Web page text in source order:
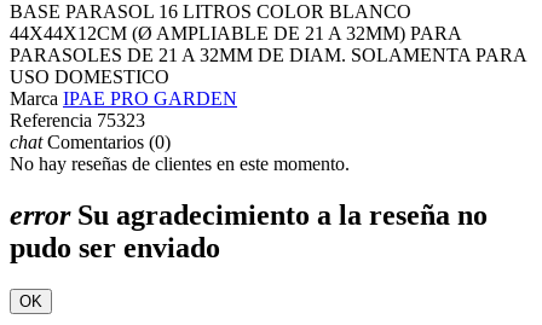
BASE PARASOL 16 LITROS COLOR BLANCO
44X44X12CM (Ø AMPLIABLE DE 21 A 32MM) PARA
PARASOLES DE 21 A 32MM DE DIAM. SOLAMENTA PARA
USO DOMESTICO
Marca IPAE PRO GARDEN
Referencia 75323
chatComentarios (0)
No hay reseñas de clientes en este momento.
errorSu agradecimiento a la reseña no
pudo ser enviado
OK